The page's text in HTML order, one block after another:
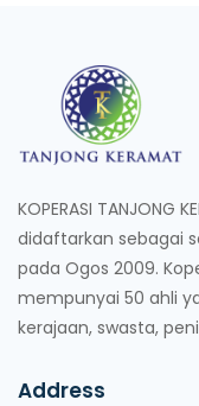
KOPERASI TANJONG
didaftarkan sebagai
pada Ogos 2009.
mempunyai 50 ahli
kerajaan, swasta,
Address